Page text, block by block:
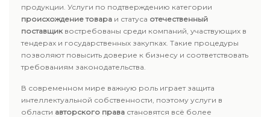
продукции. Услуги по подтверждению категории
происхождение товара и статуса отечественный
поставщик востребованы среди компаний, участвующих в
тендерах и государственных закупках. Такие процедуры
позволяют повысить доверие к бизнесу и соответствовать
требованиям законодательства.
В современном мире важную роль играет защита
интеллектуальной собственности, поэтому услуги в
области авторского права становятся всё более